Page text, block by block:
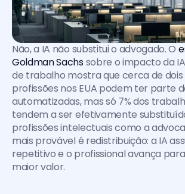
Não, a IA não substitui o advogado. O
Goldman Sachs sobre o impacto da
de trabalho mostra que cerca de
profissões nos EUA podem ter parte
automatizadas, mas só 7% dos
tendem a ser efetivamente
profissões intelectuais como a
mais provável é redistribuição: a IA
repetitivo e o profissional avança
maior valor.